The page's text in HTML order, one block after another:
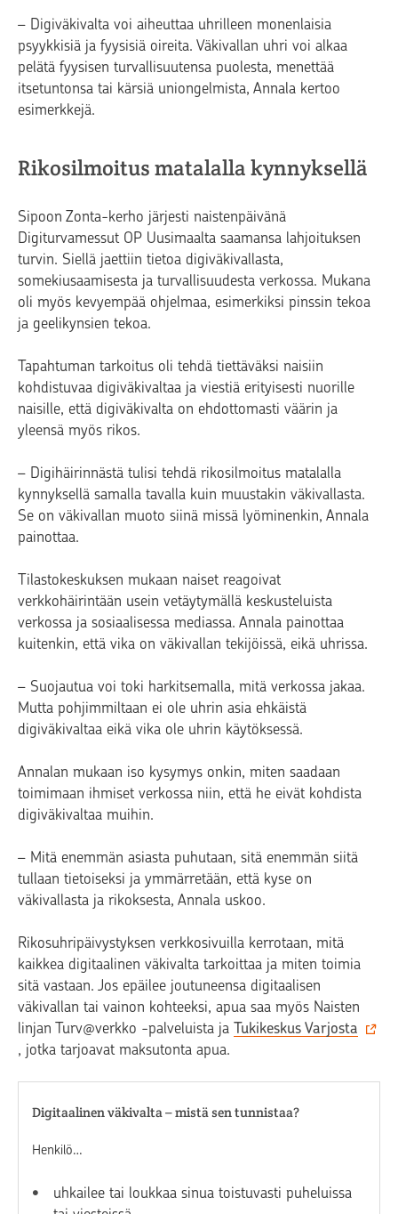
– Digiväkivalta voi aiheuttaa uhrilleen monenlaisia
psyykkisiä ja fyysisiä oireita. Väkivallan uhri voi alkaa
pelätä fyysisen turvallisuutensa puolesta, menettää
itsetuntonsa tai kärsiä uniongelmista, Annala kertoo
esimerkkejä.
Rikosilmoitus matalalla kynnyksellä
Sipoon Zonta-kerho järjesti naistenpäivänä
Digiturvamessut OP Uusimaalta saamansa lahjoituksen
turvin. Siellä jaettiin tietoa digiväkivallasta,
somekiusaamisesta ja turvallisuudesta verkossa. Mukana
oli myös kevyempää ohjelmaa, esimerkiksi pinssin tekoa
ja geelikynsien tekoa.
Tapahtuman tarkoitus oli tehdä tiettäväksi naisiin
kohdistuvaa digiväkivaltaa ja viestiä erityisesti nuorille
naisille, että digiväkivalta on ehdottomasti väärin ja
yleensä myös rikos.
– Digihäirinnästä tulisi tehdä rikosilmoitus matalalla
kynnyksellä samalla tavalla kuin muustakin väkivallasta.
Se on väkivallan muoto siinä missä lyöminenkin, Annala
painottaa.
Tilastokeskuksen mukaan naiset reagoivat
verkkohäirintään usein vetäytymällä keskusteluista
verkossa ja sosiaalisessa mediassa. Annala painottaa
kuitenkin, että vika on väkivallan tekijöissä, eikä uhrissa.
– Suojautua voi toki harkitsemalla, mitä verkossa jakaa.
Mutta pohjimmiltaan ei ole uhrin asia ehkäistä
digiväkivaltaa eikä vika ole uhrin käytöksessä.
Annalan mukaan iso kysymys onkin, miten saadaan
toimimaan ihmiset verkossa niin, että he eivät kohdista
digiväkivaltaa muihin.
– Mitä enemmän asiasta puhutaan, sitä enemmän siitä
tullaan tietoiseksi ja ymmärretään, että kyse on
väkivallasta ja rikoksesta, Annala uskoo.
Rikosuhripäivystyksen verkkosivuilla kerrotaan, mitä
kaikkea digitaalinen väkivalta tarkoittaa ja miten toimia
sitä vastaan. Jos epäilee joutuneensa digitaalisen
väkivallan tai vainon kohteeksi, apua saa myös Naisten
linjan Turv@verkko -palveluista ja Tukikeskus Varjosta
, jotka tarjoavat maksutonta apua.
Digitaalinen väkivalta – mistä sen tunnistaa?
Henkilö…
uhkailee tai loukkaa sinua toistuvasti puheluissa